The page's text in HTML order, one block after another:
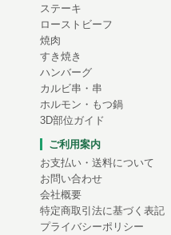
ステーキ
ローストビーフ
焼肉
すき焼き
ハンバーグ
カルビ串・串
ホルモン・もつ鍋
3D部位ガイド
ご利用案内
お支払い・送料について
お問い合わせ
会社概要
特定商取引法に基づく表記
プライバシーポリシー